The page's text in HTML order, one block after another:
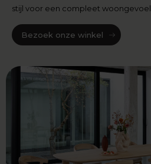
stijl voor een compleet woongevoel
Bezoek onze winkel